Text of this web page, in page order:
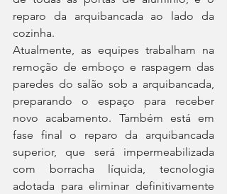
reparo da arquibancada ao lado da
cozinha.
Atualmente, as equipes trabalham na
remoção de emboço e raspagem das
paredes do salão sob a arquibancada,
preparando o espaço para receber
novo acabamento. Também está em
fase final o reparo da arquibancada
superior, que será impermeabilizada
com borracha líquida, tecnologia
adotada para eliminar definitivamente